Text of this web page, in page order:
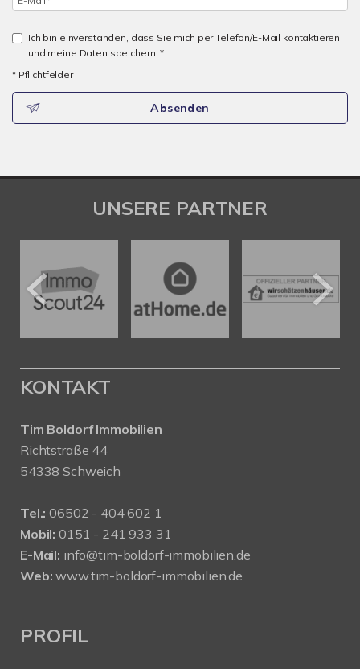
Ich bin einverstanden, dass Sie mich per Telefon/E-Mail kontaktieren
und meine Daten speichern. *
* Pflichtfelder
Absenden
UNSERE PARTNER
KONTAKT
Tim Boldorf Immobilien
Richtstraße 44
54338 Schweich
Tel.: 06502 - 404 602 1
Mobil: 0151 - 241 933 31
E-Mail: info@tim-boldorf-immobilien.de
Web:www.tim-boldorf-immobilien.de
PROFIL